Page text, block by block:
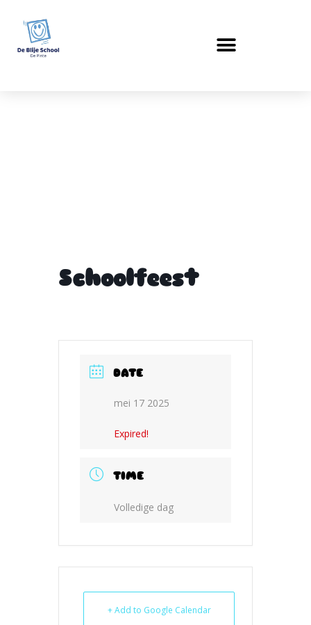
Schoolfeest
DATE
mei 17 2025
Expired!
TIME
Volledige dag
+ Add to Google Calendar